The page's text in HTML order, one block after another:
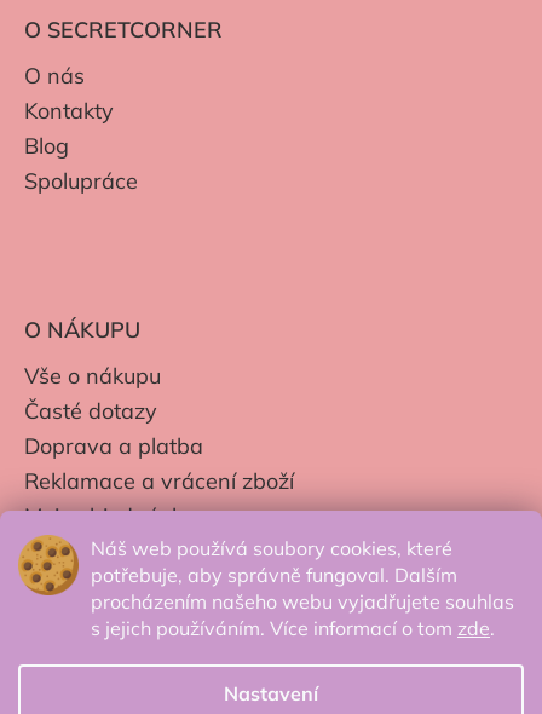
Náš web používá soubory cookies, které
potřebuje, aby správně fungoval. Dalším
procházením našeho webu vyjadřujete souhlas
s jejich používáním. Více informací o tom zde.
Nastavení
O SECRETCORNER
O nás
Kontakty
Blog
Spolupráce
O NÁKUPU
Vše o nákupu
Časté dotazy
Doprava a platba
Reklamace a vrácení zboží
Moje objednávky
Obchodní podmínky
Zpracování os. údajů